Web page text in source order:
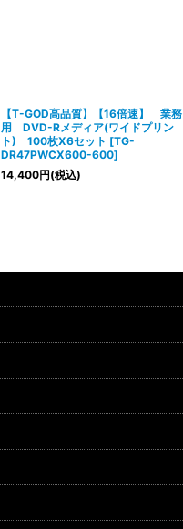
【T-GOD高品質】【16倍速】 業務
用 DVD-Rメディア(ワイドプリン
ト) 100枚X6セット [TG-
DR47PWCX600-600]
14,400円(税込)